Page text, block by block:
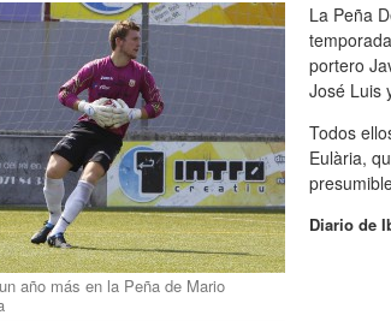
año más en la Peña de Mario
La Peña
portero
José Luis
Todos
Eulària,
Diario de